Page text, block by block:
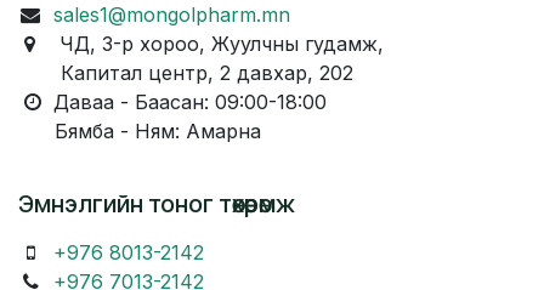
sales1@mongolpharm.mn
ЧД, 3-р хороо, Жуулчны гудамж,
Капитал центр, 2 давхар, 202
Даваа - Баасан: 09:00-18:00
Бямба - Ням: Амарна
Эмнэлгийн тоног төхөөрөмж
+976 8013-2142
+976 7013-2142